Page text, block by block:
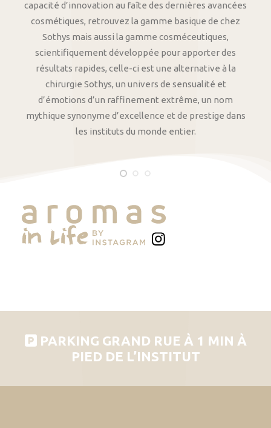
capacité d’innovation au faîte des dernières avancées
cosmétiques, retrouvez la gamme basique de chez
Sothys mais aussi la gamme cosméceutiques,
scientifiquement développée pour apporter des
résultats rapides, celle-ci est une alternative à la
chirurgie Sothys, un univers de sensualité et
d’émotions d’un raffinement extrême, un nom
mythique synonyme d’excellence et de prestige dans
les instituts du monde entier.
PARKING GRAND RUE À 1 MIN À
PIED DE L’INSTITUT